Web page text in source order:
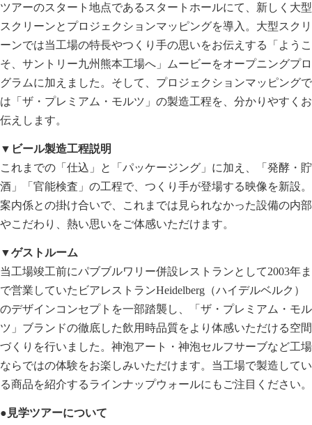
ツアーのスタート地点であるスタートホールにて、新しく大型
スクリーンとプロジェクションマッピングを導入。大型スクリ
ーンでは当工場の特長やつくり手の思いをお伝えする「ようこ
そ、サントリー九州熊本工場へ」ムービーをオープニングプロ
グラムに加えました。そして、プロジェクションマッピングで
は「ザ・プレミアム・モルツ」の製造工程を、分かりやすくお
伝えします。
▼ビール製造工程説明
これまでの「仕込」と「パッケージング」に加え、「発酵・貯
酒」「官能検査」の工程で、つくり手が登場する映像を新設。
案内係との掛け合いで、これまでは見られなかった設備の内部
やこだわり、熱い思いをご体感いただけます。
▼ゲストルーム
当工場竣工前にパブブルワリー併設レストランとして2003年ま
で営業していたビアレストランHeidelberg（ハイデルベルク）
のデザインコンセプトを一部踏襲し、「ザ・プレミアム・モル
ツ」ブランドの徹底した飲用時品質をより体感いただける空間
づくりを行いました。神泡アート・神泡セルフサーブなど工場
ならではの体験をお楽しみいただけます。当工場で製造してい
る商品を紹介するラインナップウォールにもご注目ください。
●見学ツアーについて